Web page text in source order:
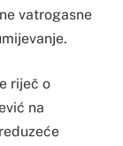
vatrogasne
riječ o
na